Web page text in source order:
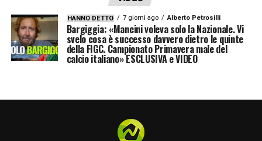
HANNO DETTO 7 giorni ago Alberto Petrosilli
Bargiggia: «Mancini voleva solo la Nazionale. Vi
svelo cosa è successo davvero dietro le quinte
della FIGC. Campionato Primavera male del
calcio italiano» ESCLUSIVA e VIDEO